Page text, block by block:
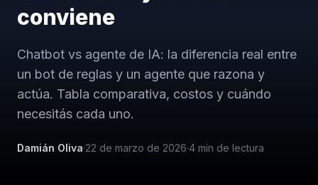
conviene
Chatbot vs agente de IA: la diferencia real entre
un bot de reglas y un agente que razona y
actúa. Tabla comparativa, costos y cuándo
necesitás cada uno.
Damián Oliva·22 de marzo de 2026·4 min de lectura